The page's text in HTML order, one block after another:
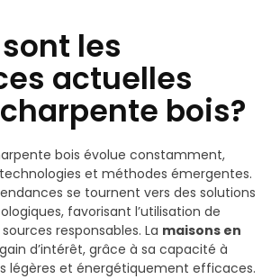
les
actuelles
bois?
bois évolue constamment,
et méthodes émergentes.
se tournent vers des solutions
favorisant l’utilisation de
responsables. La maisons en
d’intérêt, grâce à sa capacité à
légères et énergétiquement efficaces.